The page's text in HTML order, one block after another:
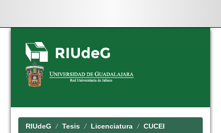
Skip
navigation
RIUdeG Tesis Licenciatura CUCEI